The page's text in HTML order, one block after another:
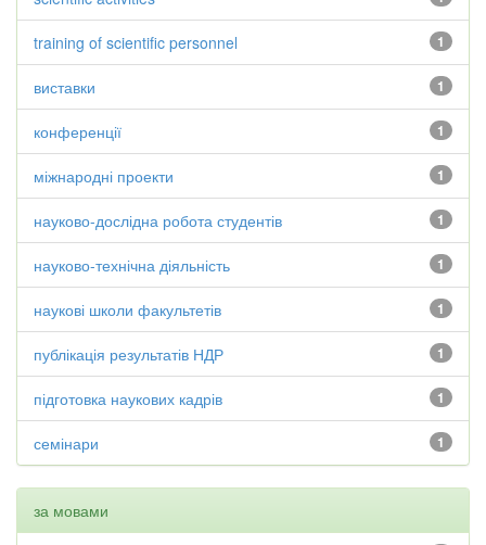
1
training of scientific personnel
1
виставки
1
конференції
1
міжнародні проекти
1
науково-дослідна робота студентів
1
науково-технічна діяльність
1
наукові школи факультетів
1
публікація результатів НДР
1
підготовка наукових кадрів
1
семінари
за мовами